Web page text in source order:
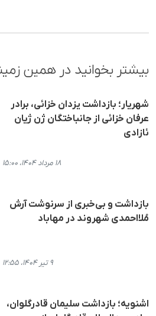
بیشتر بخوانید در همین
شهریار؛ بازداشت یزدان خزائی، برادر
عرفان خزائی از جانباختگان ژن ژیان
ئازادی
۱۸ مرداد ۱۴۰۴، ۱۵:۰۰
بازداشت و بی‌خبری از سرنوشت آرش
مُلااحمدی شهروند در مهاباد
۹ تیر ۱۴۰۴، ۱۲:۵۵
اشنویه؛ بازداشت سلیمان قادرگلوان،